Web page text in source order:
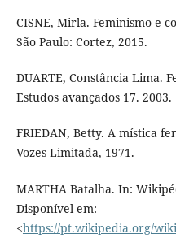
CISNE, Mirla. Feminismo e
São Paulo: Cortez, 2015.
DUARTE, Constância Lima.
Estudos avançados 17. 2003.
FRIEDAN, Betty. A mística
Vozes Limitada, 1971.
MARTHA Batalha. In:
Disponível em:
<https://pt.wikipedia.org/